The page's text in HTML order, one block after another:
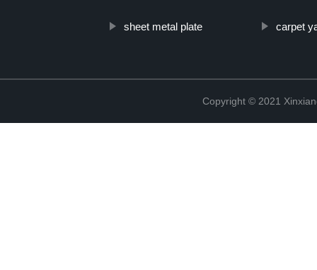
sheet metal plate carpet
Copyright © 2021